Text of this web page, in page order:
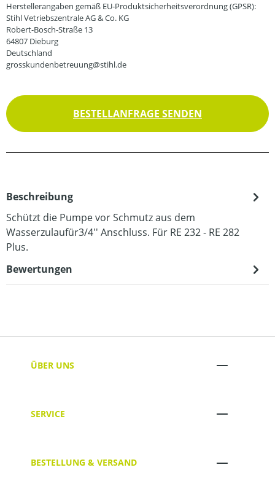
Herstellerangaben gemäß EU-Produktsicherheitsverordnung (GPSR):
Stihl Vetriebszentrale AG & Co. KG
Robert-Bosch-Straße 13
64807 Dieburg
Deutschland
grosskundenbetreuung@stihl.de
BESTELLANFRAGE SENDEN
Beschreibung
Schützt die Pumpe vor Schmutz aus dem
Wasserzulaufür3/4'' Anschluss. Für RE 232 - RE 282
Plus.
Bewertungen
ÜBER UNS
SERVICE
BESTELLUNG & VERSAND